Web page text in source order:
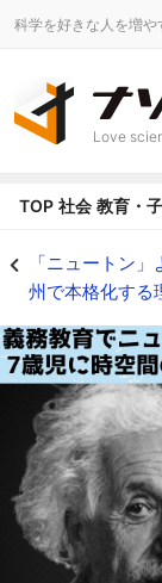
科学を好きな人を増や
Love
TOP 社会 教育・
「ニュートン
州で本格化する